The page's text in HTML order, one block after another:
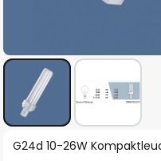
Zum
G24d 10-26W